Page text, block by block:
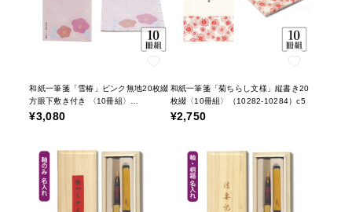
和紙一筆箋「雪椿」ピンク無地20枚綴
方眼下敷き付き 〈10冊組〉
（10283）c5
¥3,080
和紙一筆箋「菊ちらし文様」縦書き20
枚綴〈10冊組〉（10282-10284）c5
¥2,750